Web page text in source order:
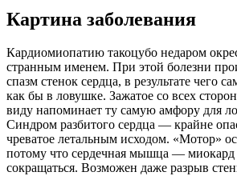
Картина заболевания
Кардиомиопатию такоцубо недаром
странным именем. При этой болезни
спазм стенок сердца, в результате чего
как бы в ловушке. Зажатое со всех
виду напоминает ту самую амфору для
Синдром разбитого сердца — крайне
чреватое летальным исходом. «Мотор»
потому что сердечная мышца — миокард
сокращаться. Возможен даже разрыв